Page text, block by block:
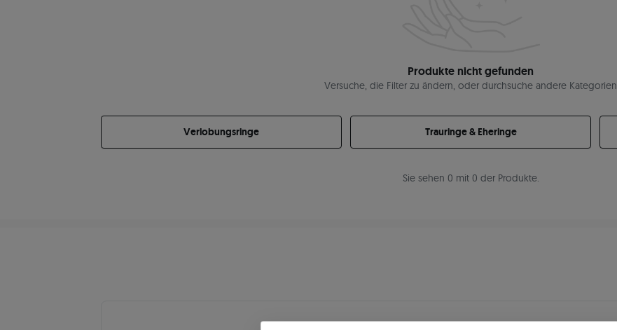
Produkte nicht gefunden
Versuche, die Filter zu ändern, oder durchsuche andere Kategorien
Verlobungsringe Trauringe & Eheringe
Sie sehen 0 mit 0 der Produkte.